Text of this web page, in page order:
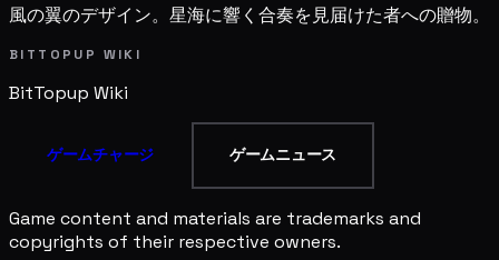
風の翼のデザイン。星海に響く合奏を見届けた者への贈物。
BITTOPUP WIKI
BitTopup Wiki
ゲームチャージ ゲームニュース
Game content and materials are trademarks and
copyrights of their respective owners.